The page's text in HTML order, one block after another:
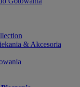
& Akcesoria